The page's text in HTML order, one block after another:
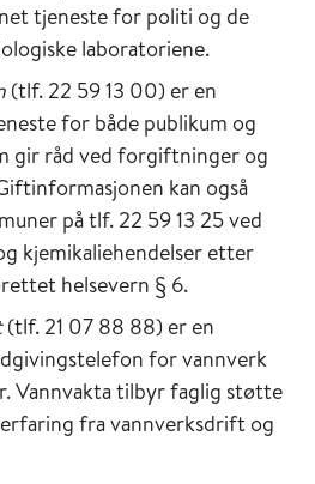
tjeneste for politi og de
laboratoriene.
(tlf. 22 59 13 00) er en
for både publikum og
gir råd ved forgiftninger og
kan også
på tlf. 22 59 13 25 ved
kjemikaliehendelser etter
helsevern § 6.
(tlf. 21 07 88 88) er en
for vannverk
Vannvakta tilbyr faglig støtte
fra vannverksdrift og